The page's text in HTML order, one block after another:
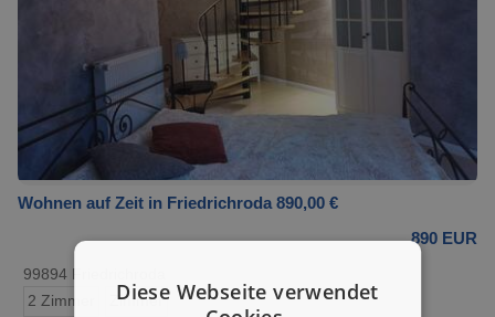
Wohnen auf Zeit in Friedrichroda 890,00 €
890 EUR
99894 Friedrichroda
2 Zimmer
Zimmer
Diese Webseite verwendet